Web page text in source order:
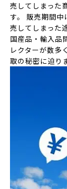
売してしまった
す。 販売期間中
売してしまった
国産品・輸入品
レクターが数多
取の秘密に迫り